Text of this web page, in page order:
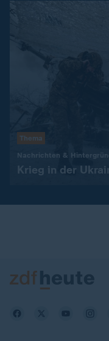
Thema
Nachrichten &
Krieg in der